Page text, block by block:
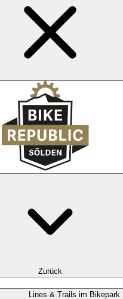
Zurück
Lines & Trails im Bikepark